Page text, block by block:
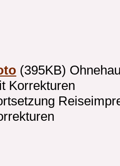
(395KB)
Korrekturen